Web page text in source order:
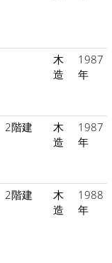
木
造
1987
年
2階建
木
造
1987
年
2階建
木
造
1988
年